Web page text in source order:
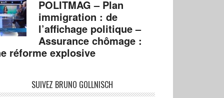
POLITMAG – Plan
immigration : de
l’affichage politique –
Assurance chômage :
réforme explosive
SUIVEZ BRUNO GOLLNISCH